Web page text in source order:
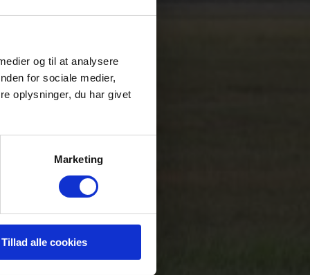
og til at analysere
for sociale medier,
oplysninger, du har givet
Marketing
Tillad alle cookies